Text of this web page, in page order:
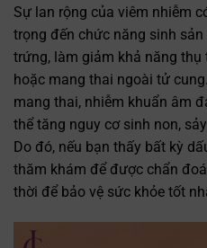
Sự lan rộng của viêm nhiễm
trọng đến chức năng sinh
trứng, làm giảm khả năng thụ
hoặc mang thai ngoài tử
mang thai, nhiễm khuẩn âm
thể tăng nguy cơ sinh non,
Do đó, nếu bạn thấy bất kỳ
thăm khám để được chẩn
thời để bảo vệ sức khỏe tốt